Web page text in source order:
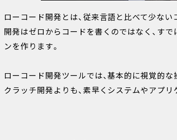
ローコード開発とは、従来言語と比べて少な
開発はゼロからコードを書くのではなく、す
ンを作ります。
ローコード開発ツールでは、基本的に視覚的
クラッチ開発よりも、素早くシステムやアプリ